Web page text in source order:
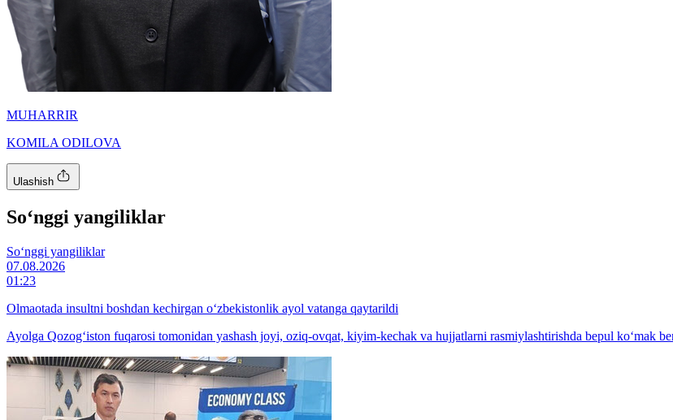
MUHARRIR
KOMILA ODILOVA
Ulashish
So‘nggi yangiliklar
So‘nggi yangiliklar
07.08.2026
01:23
Olmaotada insultni boshdan kechirgan o‘zbekistonlik ayol vatanga qaytarildi
Ayolga Qozog‘iston fuqarosi tomonidan yashash joyi, oziq-ovqat, kiyim-kechak va hujjatlarni rasmiylashtirishda bepul ko‘mak